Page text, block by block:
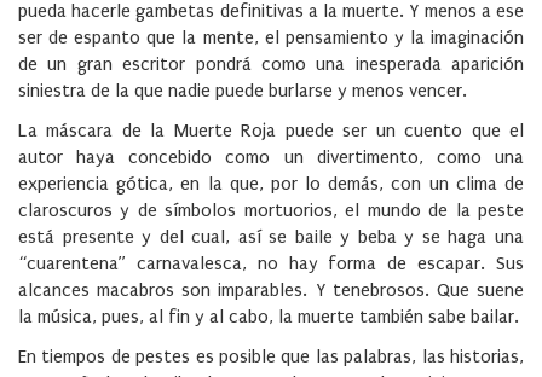
pueda hacerle gambetas definitivas a la muerte. Y menos a ese
ser de espanto que la mente, el pensamiento y la imaginación
de un gran escritor pondrá como una inesperada aparición
siniestra de la que nadie puede burlarse y menos vencer.
La máscara de la Muerte Roja puede ser un cuento que el
autor haya concebido como un divertimento, como una
experiencia gótica, en la que, por lo demás, con un clima de
claroscuros y de símbolos mortuorios, el mundo de la peste
está presente y del cual, así se baile y beba y se haga una
“cuarentena” carnavalesca, no hay forma de escapar. Sus
alcances macabros son imparables. Y tenebrosos. Que suene
la música, pues, al fin y al cabo, la muerte también sabe bailar.
En tiempos de pestes es posible que las palabras, las historias,